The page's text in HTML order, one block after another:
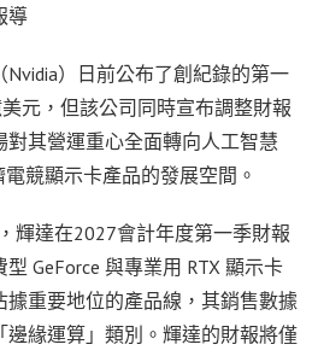
導
）日前公布了創紀錄的第一
元，但該公司同時宣布調整財報
其營運重心全面轉向人工智慧
電競顯示卡產品的發展空間。
輝達在2027會計年度第一季財報
GeForce 與專業用 RTX 顯示卡
據重要地位的產品線，其銷售數據
邊緣運算」類別。輝達的財報將僅